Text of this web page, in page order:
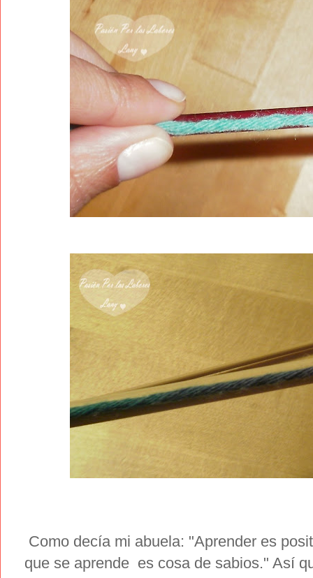
Como decía mi abuela: "Aprender es
que se aprende es cosa de sabios." Así